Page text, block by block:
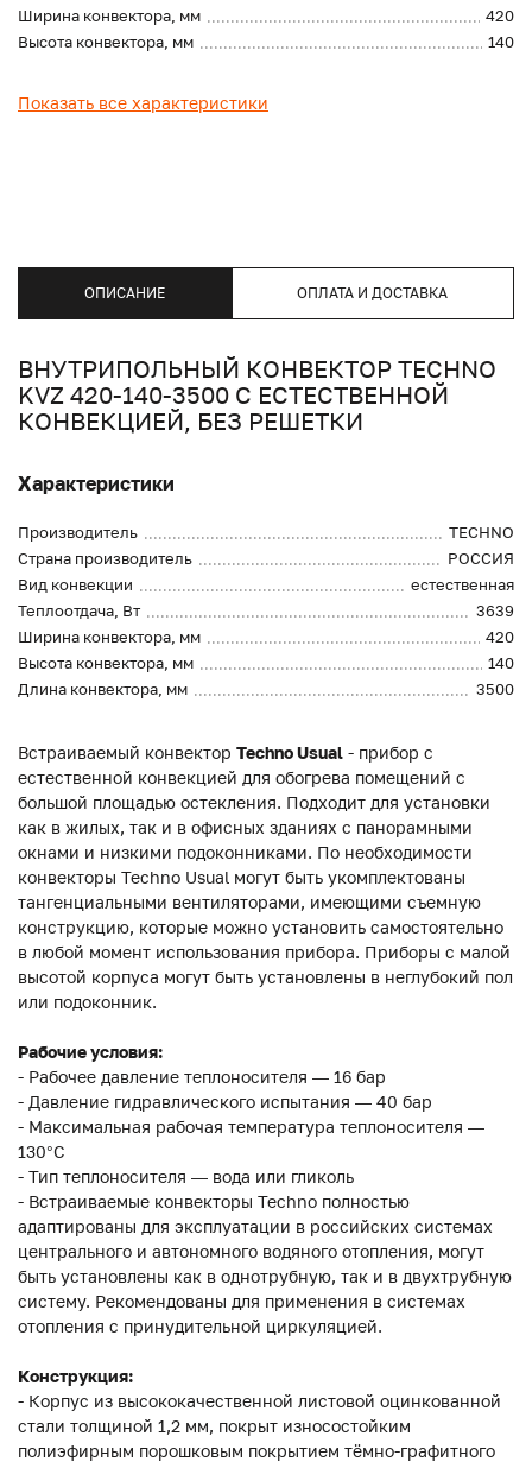
Ширина конвектора, мм
420
Высота конвектора, мм
140
Показать все характеристики
ОПИСАНИЕ ОПЛАТА И ДОСТАВКА
ВНУТРИПОЛЬНЫЙ КОНВЕКТОР TECHNO
KVZ 420-140-3500 С ЕСТЕСТВЕННОЙ
КОНВЕКЦИЕЙ, БЕЗ РЕШЕТКИ
Характеристики
Производитель
TECHNO
Страна производитель
РОССИЯ
Вид конвекции
естественная
Теплоотдача, Вт
3639
Ширина конвектора, мм
420
Высота конвектора, мм
140
Длина конвектора, мм
3500
Встраиваемый конвектор Techno Usual - прибор с
естественной конвекцией для обогрева помещений с
большой площадью остекления. Подходит для установки
как в жилых, так и в офисных зданиях с панорамными
окнами и низкими подоконниками. По необходимости
конвекторы Techno Usual могут быть укомплектованы
тангенциальными вентиляторами, имеющими съемную
конструкцию, которые можно установить самостоятельно
в любой момент использования прибора. Приборы с малой
высотой корпуса могут быть установлены в неглубокий пол
или подоконник.
Рабочие условия:
- Рабочее давление теплоносителя — 16 бар
- Давление гидравлического испытания — 40 бар
- Максимальная рабочая температура теплоносителя —
130°С
- Тип теплоносителя — вода или гликоль
- Встраиваемые конвекторы Techno полностью
адаптированы для эксплуатации в российских системах
центрального и автономного водяного отопления, могут
быть установлены как в однотрубную, так и в двухтрубную
систему. Рекомендованы для применения в системах
отопления с принудительной циркуляцией.
Конструкция:
- Корпус из высококачественной листовой оцинкованной
стали толщиной 1,2 мм, покрыт износостойким
полиэфирным порошковым покрытием тёмно-графитного